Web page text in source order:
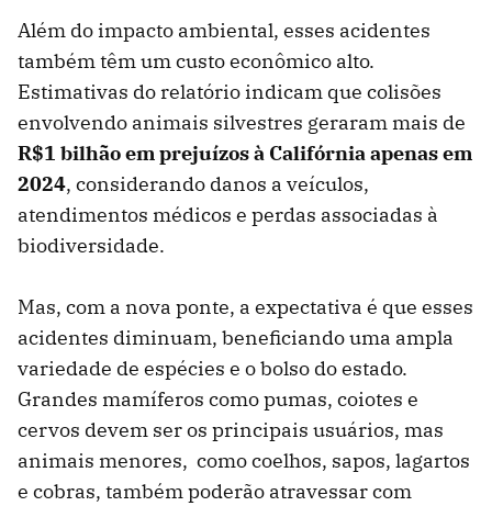
Além do impacto ambiental, esses acidentes
também têm um custo econômico alto.
Estimativas do relatório indicam que colisões
envolvendo animais silvestres geraram mais de
R$1 bilhão em prejuízos à Califórnia apenas em
2024, considerando danos a veículos,
atendimentos médicos e perdas associadas à
biodiversidade.
Mas, com a nova ponte, a expectativa é que esses
acidentes diminuam, beneficiando uma ampla
variedade de espécies e o bolso do estado.
Grandes mamíferos como pumas, coiotes e
cervos devem ser os principais usuários, mas
animais menores, como coelhos, sapos, lagartos
e cobras, também poderão atravessar com